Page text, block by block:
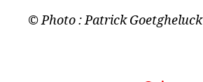
© Photo : Patrick Goetgheluck